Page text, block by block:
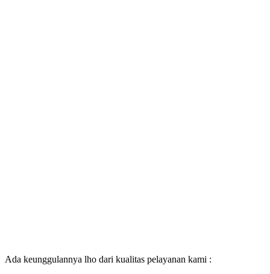
Ada keunggulannya lho dari kualitas pelayanan kami :